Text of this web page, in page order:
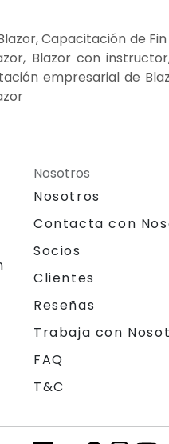
Capacitación de
Blazor con
empresarial de
Nosotros
Nosotros
Contacta con
Socios
Clientes
Reseñas
Trabaja con
FAQ
T&C